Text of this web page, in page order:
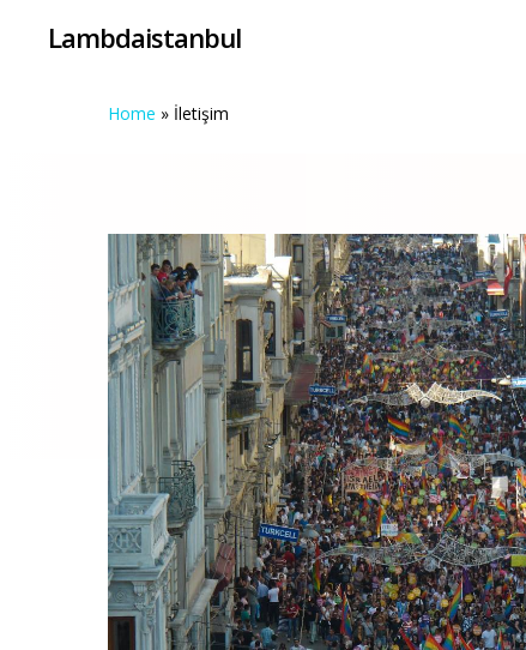
Lambdaistanbul
Home » İletişim